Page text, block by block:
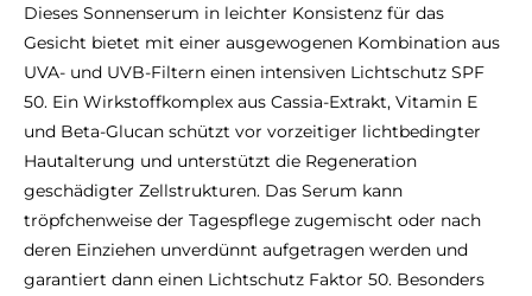
Dieses Sonnenserum in leichter Konsistenz für das
Gesicht bietet mit einer ausgewogenen Kombination aus
UVA- und UVB-Filtern einen intensiven Lichtschutz SPF
50. Ein Wirkstoffkomplex aus Cassia-Extrakt, Vitamin E
und Beta-Glucan schützt vor vorzeitiger lichtbedingter
Hautalterung und unterstützt die Regeneration
geschädigter Zellstrukturen. Das Serum kann
tröpfchenweise der Tagespflege zugemischt oder nach
deren Einziehen unverdünnt aufgetragen werden und
garantiert dann einen Lichtschutz Faktor 50. Besonders